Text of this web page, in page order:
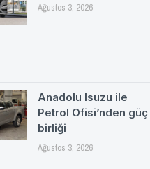
Ağustos 3, 2026
Anadolu Isuzu ile
Petrol Ofisi’nden güç
birliği
Ağustos 3, 2026